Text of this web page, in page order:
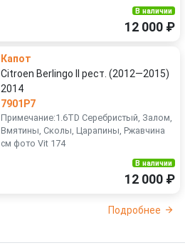
В наличии
12 000 ₽
Капот
Citroen Berlingo II рест. (2012—2015)
2014
7901P7
Примечание:1.6TD Серебристый, Залом,
Вмятины, Сколы, Царапины, Ржавчина
см фото Vit 174
В наличии
12 000 ₽
Подробнее